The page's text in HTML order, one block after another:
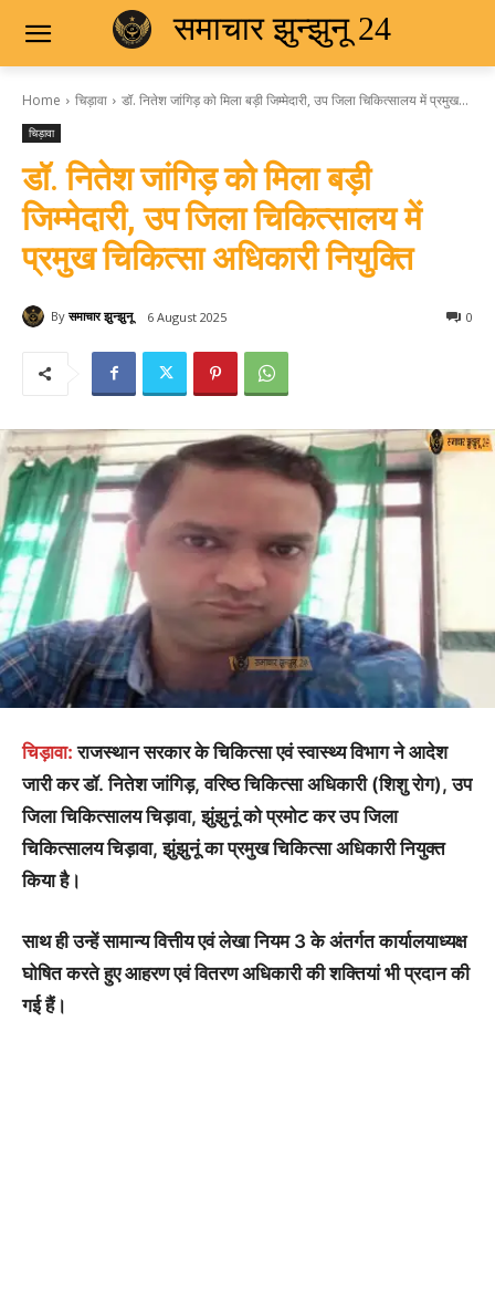
समाचार झुन्झुनू 24
Home चिड़ावा डॉ. नितेश जांगिड़ को मिला बड़ी जिम्मेदारी, उप जिला चिकित्सालय में प्रमुख...
चिड़ावा
डॉ. नितेश जांगिड़ को मिला बड़ी
जिम्मेदारी, उप जिला चिकित्सालय में
प्रमुख चिकित्सा अधिकारी नियुक्ति
By समाचार झुन्झुनू 6 August 2025 0
चिड़ावा: राजस्थान सरकार के चिकित्सा एवं स्वास्थ्य विभाग ने आदेश
जारी कर डॉ. नितेश जांगिड़, वरिष्ठ चिकित्सा अधिकारी (शिशु रोग), उप
जिला चिकित्सालय चिड़ावा, झुंझुनूं को प्रमोट कर उप जिला
चिकित्सालय चिड़ावा, झुंझुनूं का प्रमुख चिकित्सा अधिकारी नियुक्त
किया है।
साथ ही उन्हें सामान्य वित्तीय एवं लेखा नियम 3 के अंतर्गत कार्यालयाध्यक्ष
घोषित करते हुए आहरण एवं वितरण अधिकारी की शक्तियां भी प्रदान की
गई हैं।